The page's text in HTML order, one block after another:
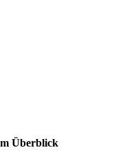
Überblick